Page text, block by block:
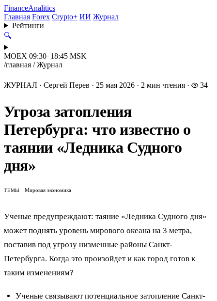
FinanceAnalitics
Главная Forex Crypto+ ИИ Журнал
Рейтинги
🔍
MOEX 09:30–18:45 MSK
/главная / Журнал
ЖУРНАЛ · Сергей Перев · 25 мая 2026 · 2 мин чтения · 34
Угроза затопления
Петербурга: что известно о
таянии «Ледника Судного
дня»
ТЕМЫ Мировая экономика
Ученые предупреждают: таяние «Ледника Судного дня»
может поднять уровень мирового океана на 3 метра,
поставив под угрозу низменные районы Санкт-
Петербурга. Когда это произойдет и как город готов к
таким изменениям?
Ученые связывают потенциальное затопление Санкт-